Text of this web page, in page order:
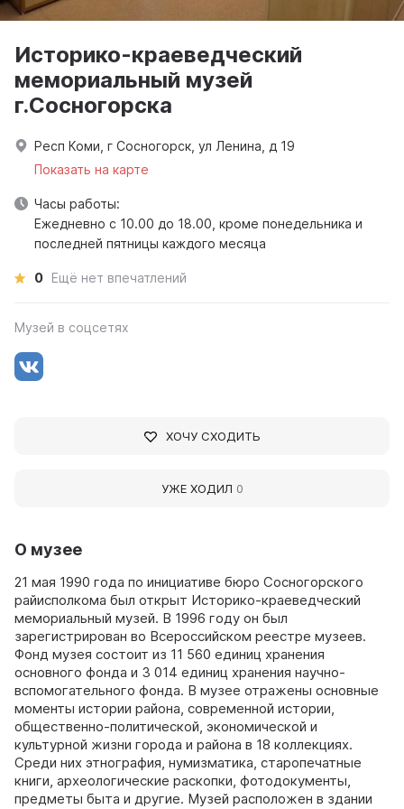
О музее
21 мая 1990 года по инициативе бюро Сосногорского
райисполкома был открыт Историко-краеведческий
мемориальный музей. В 1996 году он был
зарегистрирован во Всероссийском реестре музеев.
Фонд музея состоит из 11 560 единиц хранения
основного фонда и 3 014 единиц хранения научно-
вспомогательного фонда. В музее отражены основные
моменты истории района, современной истории,
общественно-политической, экономической и
культурной жизни города и района в 18 коллекциях.
Среди них этнография, нумизматика, старопечатные
книги, археологические раскопки, фотодокументы,
предметы быта и другие. Музей расположен в здании
Историко-краеведческий
мемориальный музей
г.Сосногорска
Респ Коми, г Сосногорск, ул Ленина, д 19
Показать на карте
Часы работы:
Ежедневно с 10.00 до 18.00, кроме понедельника и
последней пятницы каждого месяца
0 Ещё нет впечатлений
Музей в соцсетях
ХОЧУ СХОДИТЬ
УЖЕ ХОДИЛ 0